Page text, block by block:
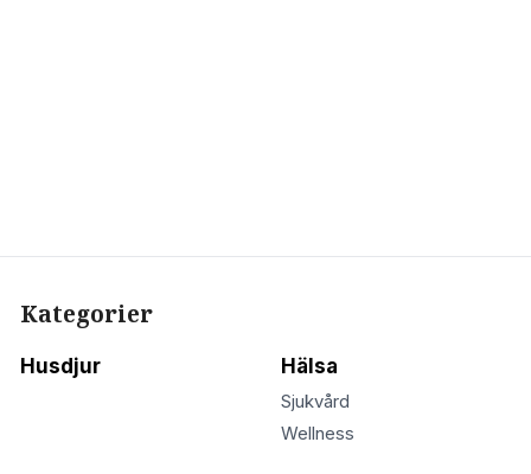
Kategorier
Husdjur Hälsa
Sjukvård
Wellness